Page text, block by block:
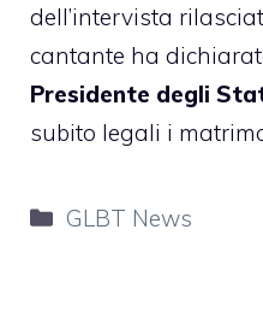
dell’intervista
cantante ha
Presidente degli
subito legali i
Categorie
GLBT News